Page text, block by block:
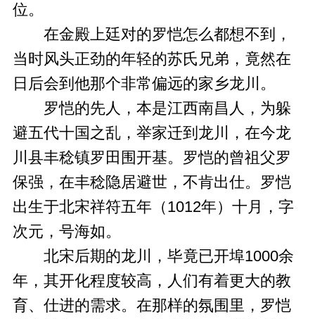
位。
在金殿上廷对的罗恺怎么都想不到，
当时风头正劲的年轻的苏氏兄弟，竟然在
日后会到他那个非常偏远的家乡龙川。
罗恺的先人，本是江西南昌人，为躲
避五代十国之乱，举家迁到龙川，在今龙
川县丰稔镇罗田围开基。罗恺的曾祖父罗
保强，在丰稔隐居避世，不肯出仕。罗恺
出生于北宋祥符五年（1012年）十月，字
次元，号海如。
北宋后期的龙川，毕竟已开埠1000余
年，其开化程度较高，人们有着更大的教
育、仕进的需求。在那样的氛围里，罗恺